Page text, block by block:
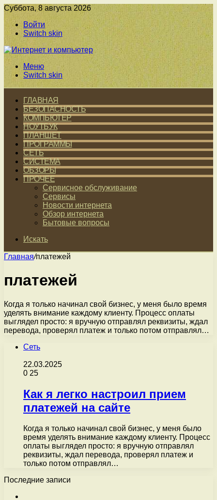
Суббота, 8 августа 2026
Войти
Switch skin
Меню
Switch skin
ГЛАВНАЯ
БЕЗОПАСНОСТЬ
КОМПЬЮТЕР
НОУТБУК
ПЛАНШЕТ
ПРОГРАММЫ
СЕТЬ
СИСТЕМА
ОБЗОРЫ
ПРОЧЕЕ
Сервисное обслуживание
Сервисы
Новости интернета
Обзор интернета
Бытовые вопросы
Искать
Главная/платежей
платежей
Когда я только начинал свой бизнес, у меня было время
уделять внимание каждому клиенту. Процесс оплаты
выглядел просто: я вручную отправлял реквизиты, ждал
перевода, проверял платеж и только потом отправлял…
Сеть
22.03.2025
0 25
Как я легко настроил прием
платежей на сайте
Когда я только начинал свой бизнес, у меня было
время уделять внимание каждому клиенту. Процесс
оплаты выглядел просто: я вручную отправлял
реквизиты, ждал перевода, проверял платеж и
только потом отправлял…
Последние записи